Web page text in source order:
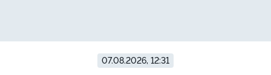
07.08.2026, 12:31